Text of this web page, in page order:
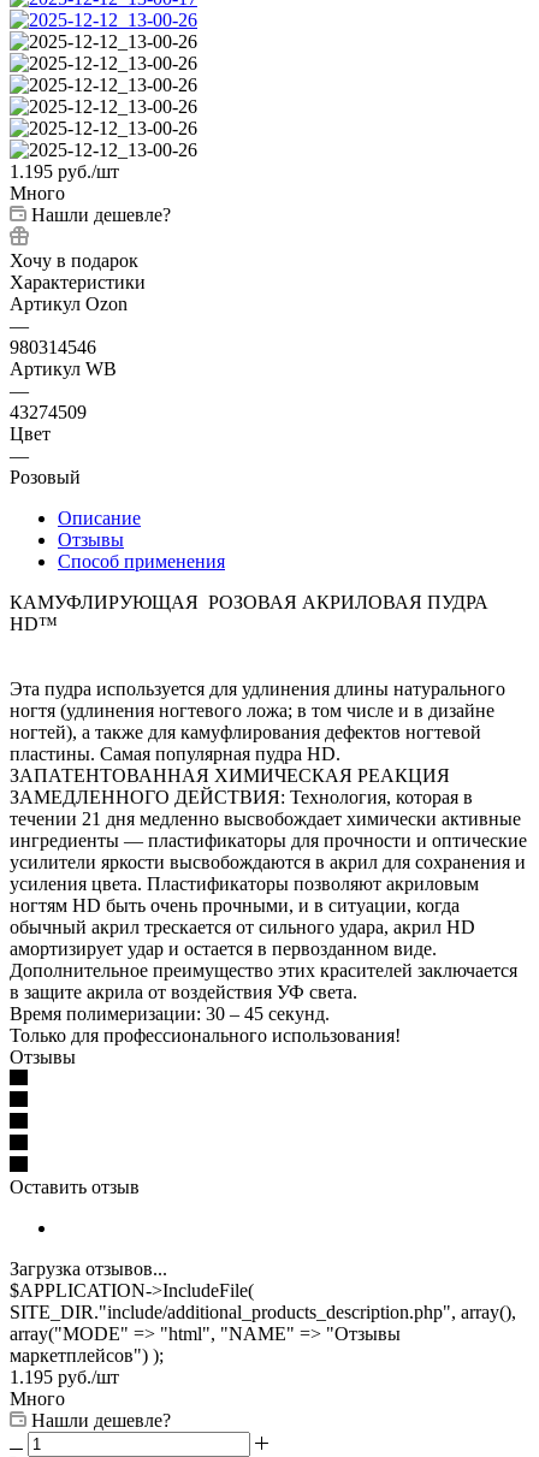
1.195 руб./шт
Много
Нашли дешевле?
Хочу в подарок
Характеристики
Артикул Ozon
—
980314546
Артикул WB
—
43274509
Цвет
—
Розовый
Описание
Отзывы
Способ применения
КАМУФЛИРУЮЩАЯ РОЗОВАЯ АКРИЛОВАЯ ПУДРА
HD™
Эта пудра используется для удлинения длины натурального
ногтя (удлинения ногтевого ложа; в том числе и в дизайне
ногтей), а также для камуфлирования дефектов ногтевой
пластины. Самая популярная пудра HD.
ЗАПАТЕНТОВАННАЯ ХИМИЧЕСКАЯ РЕАКЦИЯ
ЗАМЕДЛЕННОГО ДЕЙСТВИЯ: Технология, которая в
течении 21 дня медленно высвобождает химически активные
ингредиенты — пластификаторы для прочности и оптические
усилители яркости высвобождаются в акрил для сохранения и
усиления цвета. Пластификаторы позволяют акриловым
ногтям HD быть очень прочными, и в ситуации, когда
обычный акрил трескается от сильного удара, акрил HD
амортизирует удар и остается в первозданном виде.
Дополнительное преимущество этих красителей заключается
в защите акрила от воздействия УФ света.
Время полимеризации: 30 – 45 секунд.
Только для профессионального использования!
Отзывы
Оставить отзыв
Загрузка отзывов...
$APPLICATION->IncludeFile(
SITE_DIR."include/additional_products_description.php", array(),
array("MODE" => "html", "NAME" => "Отзывы
маркетплейсов") );
1.195 руб./шт
Много
Нашли дешевле?